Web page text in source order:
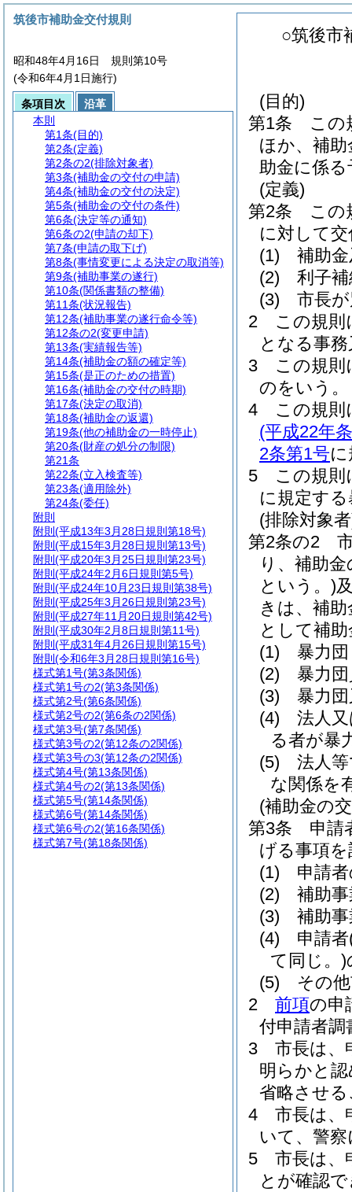
○筑後市
(目的)
第1条
この
ほか、補
助金に係
(定義)
第2条
この
に対して
(1)
補助
(2)
利子
(3)
市長
2
この規則
となる事
3
この規則
のをいう。
4
この規則
(平成22年
2条第1号
5
この規則
に規定す
(排除対象
第2条の2
り、補助
という。)
きは、補
として補
(1)
暴力団
(2)
暴力
(3)
暴力
(4)
法人
る者が暴
(5)
法人
な関係を
(補助金の
第3条
申請
げる事項
(1)
申請
(2)
補助
(3)
補助
(4)
申請者
て同じ。)
(5)
その
2
前項の申
付申請者調
3
市長は、
明らかと
省略させ
4
市長は、
いて、警
5
市長は、
とが確認
筑後市補助金交付規則
昭和48年4月16日 規則第10号
(令和6年4月1日施行)
条項目次
沿革
本則
第1条(目的)
第2条(定義)
第2条の2(排除対象者)
第3条(補助金の交付の申請)
第4条(補助金の交付の決定)
第5条(補助金の交付の条件)
第6条(決定等の通知)
第6条の2(申請の却下)
第7条(申請の取下げ)
第8条(事情変更による決定の取消等)
第9条(補助事業の遂行)
第10条(関係書類の整備)
第11条(状況報告)
第12条(補助事業の遂行命令等)
第12条の2(変更申請)
第13条(実績報告等)
第14条(補助金の額の確定等)
第15条(是正のための措置)
第16条(補助金の交付の時期)
第17条(決定の取消)
第18条(補助金の返還)
第19条(他の補助金の一時停止)
第20条(財産の処分の制限)
第21条
第22条(立入検査等)
第23条(適用除外)
第24条(委任)
附則
附則 (平成13年3月28日規則第18号)
附則 (平成15年3月28日規則第13号)
附則 (平成20年3月25日規則第23号)
附則 (平成24年2月6日規則第5号)
附則 (平成24年10月23日規則第38号)
附則 (平成25年3月26日規則第23号)
附則 (平成27年11月20日規則第42号)
附則 (平成30年2月8日規則第11号)
附則 (平成31年4月26日規則第15号)
附則 (令和6年3月28日規則第16号)
様式第1号(第3条関係)
様式第1号の2(第3条関係)
様式第2号(第6条関係)
様式第2号の2(第6条の2関係)
様式第3号(第7条関係)
様式第3号の2(第12条の2関係)
様式第3号の3(第12条の2関係)
様式第4号(第13条関係)
様式第4号の2(第13条関係)
様式第5号(第14条関係)
様式第6号(第14条関係)
様式第6号の2(第16条関係)
様式第7号(第18条関係)